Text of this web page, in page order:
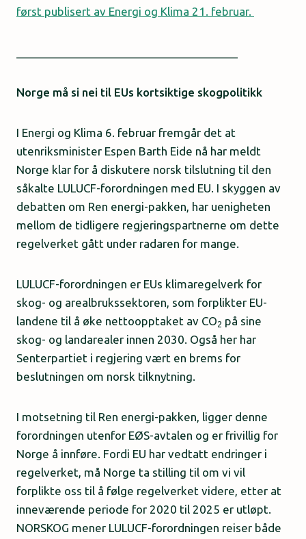
først publisert av Energi og Klima 21. februar.
Norge må si nei til EUs kortsiktige skogpolitikk
I Energi og Klima 6. februar fremgår det at
utenriksminister Espen Barth Eide nå har meldt
Norge klar for å diskutere norsk tilslutning til den
såkalte LULUCF-forordningen med EU. I skyggen av
debatten om Ren energi-pakken, har uenigheten
mellom de tidligere regjeringspartnerne om dette
regelverket gått under radaren for mange.
LULUCF-forordningen er EUs klimaregelverk for
skog- og arealbrukssektoren, som forplikter EU-
landene til å øke nettoopptaket av CO2 på sine
skog- og landarealer innen 2030. Også her har
Senterpartiet i regjering vært en brems for
beslutningen om norsk tilknytning.
I motsetning til Ren energi-pakken, ligger denne
forordningen utenfor EØS-avtalen og er frivillig for
Norge å innføre. Fordi EU har vedtatt endringer i
regelverket, må Norge ta stilling til om vi vil
forplikte oss til å følge regelverket videre, etter at
inneværende periode for 2020 til 2025 er utløpt.
NORSKOG mener LULUCF-forordningen reiser både